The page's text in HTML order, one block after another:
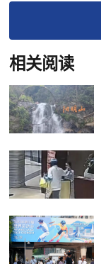
相关阅读